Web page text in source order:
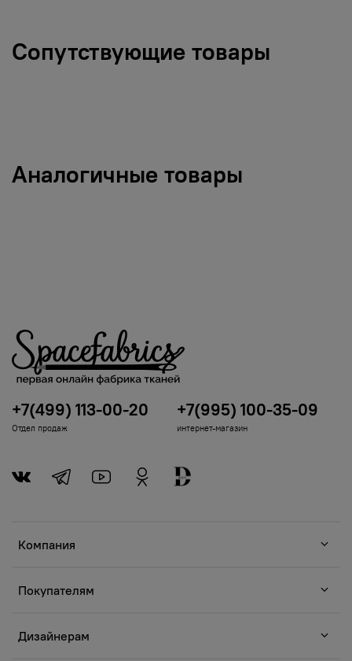
Сопутствующие товары
Аналогичные товары
Компания
Покупателям
Дизайнерам
+7(499) 113-00-20
Отдел продаж
+7(995) 100-35-09
интернет-магазин